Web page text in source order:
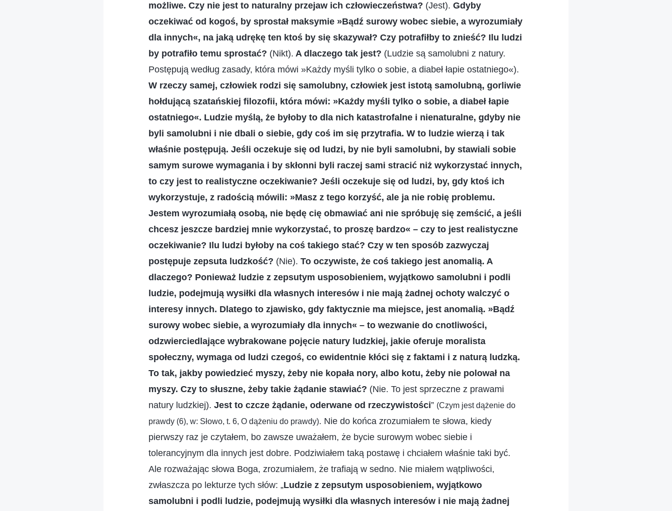
możliwe. Czy nie jest to naturalny przejaw ich człowieczeństwa? (Jest). Gdyby
oczekiwać od kogoś, by sprostał maksymie »Bądź surowy wobec siebie, a wyrozumiały
dla innych«, na jaką udrękę ten ktoś by się skazywał? Czy potrafiłby to znieść? Ilu ludzi
by potrafiło temu sprostać? (Nikt). A dlaczego tak jest? (Ludzie są samolubni z natury.
Postępują według zasady, która mówi »Każdy myśli tylko o sobie, a diabeł łapie ostatniego«).
W rzeczy samej, człowiek rodzi się samolubny, człowiek jest istotą samolubną, gorliwie
hołdującą szatańskiej filozofii, która mówi: »Każdy myśli tylko o sobie, a diabeł łapie
ostatniego«. Ludzie myślą, że byłoby to dla nich katastrofalne i nienaturalne, gdyby nie
byli samolubni i nie dbali o siebie, gdy coś im się przytrafia. W to ludzie wierzą i tak
właśnie postępują. Jeśli oczekuje się od ludzi, by nie byli samolubni, by stawiali sobie
samym surowe wymagania i by skłonni byli raczej sami stracić niż wykorzystać innych,
to czy jest to realistyczne oczekiwanie? Jeśli oczekuje się od ludzi, by, gdy ktoś ich
wykorzystuje, z radością mówili: »Masz z tego korzyść, ale ja nie robię problemu.
Jestem wyrozumiałą osobą, nie będę cię obmawiać ani nie spróbuję się zemścić, a jeśli
chcesz jeszcze bardziej mnie wykorzystać, to proszę bardzo« – czy to jest realistyczne
oczekiwanie? Ilu ludzi byłoby na coś takiego stać? Czy w ten sposób zazwyczaj
postępuje zepsuta ludzkość? (Nie). To oczywiste, że coś takiego jest anomalią. A
dlaczego? Ponieważ ludzie z zepsutym usposobieniem, wyjątkowo samolubni i podli
ludzie, podejmują wysiłki dla własnych interesów i nie mają żadnej ochoty walczyć o
interesy innych. Dlatego to zjawisko, gdy faktycznie ma miejsce, jest anomalią. »Bądź
surowy wobec siebie, a wyrozumiały dla innych« – to wezwanie do cnotliwości,
odzwierciedlające wybrakowane pojęcie natury ludzkiej, jakie oferuje moralista
społeczny, wymaga od ludzi czegoś, co ewidentnie kłóci się z faktami i z naturą ludzką.
To tak, jakby powiedzieć myszy, żeby nie kopała nory, albo kotu, żeby nie polował na
myszy. Czy to słuszne, żeby takie żądanie stawiać? (Nie. To jest sprzeczne z prawami
natury ludzkiej). Jest to czcze żądanie, oderwane od rzeczywistości” (Czym jest dążenie do
prawdy (6), w: Słowo, t. 6, O dążeniu do prawdy). Nie do końca zrozumiałem te słowa, kiedy
pierwszy raz je czytałem, bo zawsze uważałem, że bycie surowym wobec siebie i
tolerancyjnym dla innych jest dobre. Podziwiałem taką postawę i chciałem właśnie taki być.
Ale rozważając słowa Boga, zrozumiałem, że trafiają w sedno. Nie miałem wątpliwości,
zwłaszcza po lekturze tych słów: „Ludzie z zepsutym usposobieniem, wyjątkowo
samolubni i podli ludzie, podejmują wysiłki dla własnych interesów i nie mają żadnej